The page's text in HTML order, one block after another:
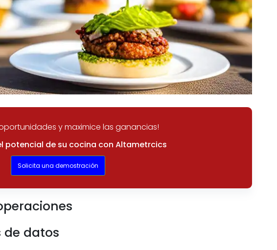
y maximice las ganancias!
potencial de su cocina con Altametrcics
Solicita una demostración
de datos